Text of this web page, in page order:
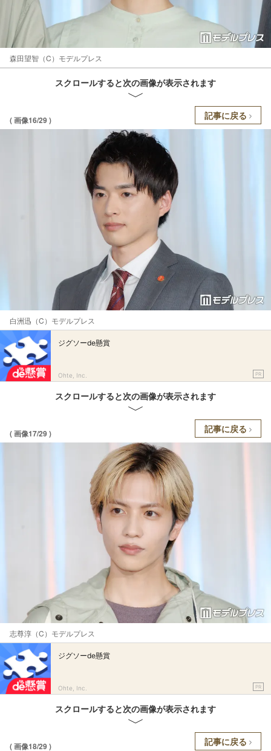
森田望智（C）モデルプレス
スクロールすると次の画像が表示されます
( 画像16/29 ) 記事に戻る
白洲迅（C）モデルプレス
ジグソーde懸賞
Ohte, Inc. PR
スクロールすると次の画像が表示されます
( 画像17/29 ) 記事に戻る
志尊淳（C）モデルプレス
ジグソーde懸賞
Ohte, Inc. PR
スクロールすると次の画像が表示されます
( 画像18/29 ) 記事に戻る